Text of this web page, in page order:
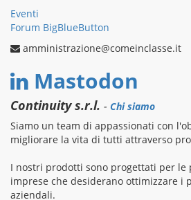
Eventi
Forum BigBlueButton
amministrazione@comeinclasse.it
Mastodon
Continuity s.r.l. - Chi siamo
Siamo un team di appassionati con
migliorare la vita di tutti attraverso
I nostri prodotti sono progettati per le
imprese che desiderano ottimizzare i
aziendali.